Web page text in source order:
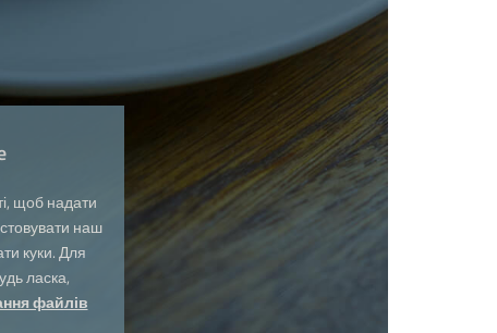
щоб надати
наш
куки. Для
ласка,
файлів